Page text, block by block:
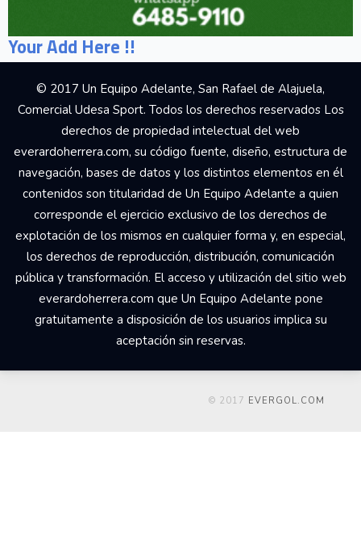
Your Add Here !!
© 2017 Un Equipo Adelante, San Rafael de Alajuela,
Comercial Udesa Sport. Todos los derechos reservados Los
derechos de propiedad intelectual del web
everardoherrera.com, su código fuente, diseño, estructura de
navegación, bases de datos y los distintos elementos en él
contenidos son titularidad de Un Equipo Adelante a quien
corresponde el ejercicio exclusivo de los derechos de
explotación de los mismos en cualquier forma y, en especial,
los derechos de reproducción, distribución, comunicación
pública y transformación. El acceso y utilización del sitio web
everardoherrera.com que Un Equipo Adelante pone
gratuitamente a disposición de los usuarios implica su
aceptación sin reservas.
© 2017 EVERGOL.COM